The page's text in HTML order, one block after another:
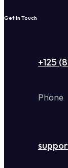
Get In Touch
+125
Phone